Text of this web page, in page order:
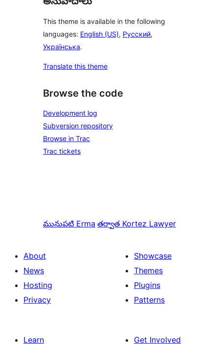
This theme is available in the following
languages: English (US), Русский,
Українська.
Translate this theme
Browse the code
Development log
Subversion repository
Browse in Trac
Trac tickets
మునుపటి Erma తర్వాత Kortez Lawyer
About
News
Hosting
Privacy
Showcase
Themes
Plugins
Patterns
Learn
Get Involved